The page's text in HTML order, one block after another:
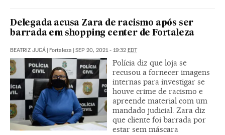
Delegada acusa Zara de racismo após ser
barrada em shopping center de Fortaleza
BEATRIZ JUCÁ Fortaleza SEP 20, 2021 - 19:32 EDT
Polícia diz que loja se
recusou a fornecer imagens
internas para investigar se
houve crime de racismo e
apreende material com um
mandado judicial. Zara diz
que cliente foi barrada por
estar sem máscara